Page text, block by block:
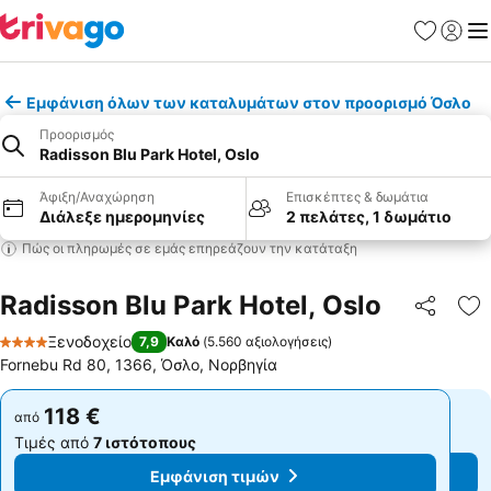
Εμφάνιση όλων των καταλυμάτων στον προορισμό Όσλο
Προορισμός
Radisson Blu Park Hotel, Oslo
Άφιξη/Αναχώρηση
Διάλεξε ημερομηνίες
Επισκέπτες & δωμάτια
2 πελάτες, 1 δωμάτιο
Πώς οι πληρωμές σε εμάς επηρεάζουν την κατάταξη
Radisson Blu Park Hotel, Oslo
4 Αστέρια
Ξενοδοχείο 7,9 Καλό (5.560 αξιολογήσεις)
Fornebu Rd 80, 1366, Όσλο, Νορβηγία
από 118 €
Τιμές από 7 ιστότοπους
Εμφάνιση τιμών
από 118 €
Τιμές από 7 ιστότοπους
Εμφάνιση τιμών